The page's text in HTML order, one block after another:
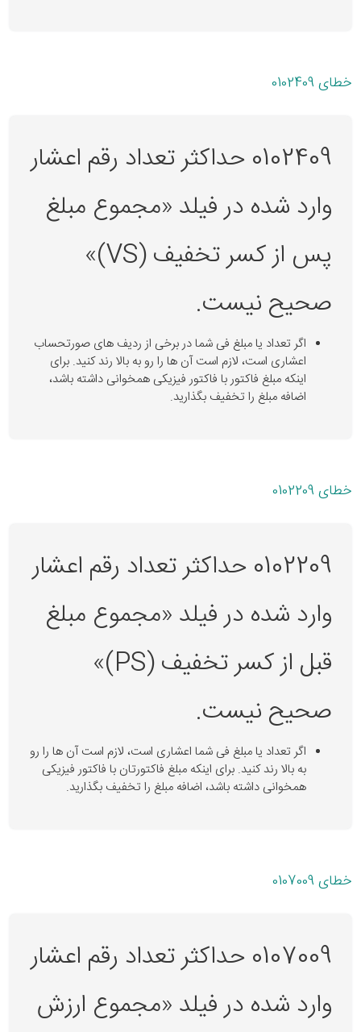
خطای 0102409
0102409 حداکثر تعداد رقم اعشار
وارد شده در فیلد «مجموع مبلغ
پس از کسر تخفیف (VS)»
صحیح نیست.
اگر تعداد یا مبلغ فی شما در برخی از ردیف های صورتحساب
اعشاری است، لازم است آن ها را رو به بالا رند کنید. برای
اینکه مبلغ فاکتور با فاکتور فیزیکی همخوانی داشته باشد،
اضافه مبلغ را تخفیف بگذارید.
خطای 0102209
0102209 حداکثر تعداد رقم اعشار
وارد شده در فیلد «مجموع مبلغ
قبل از کسر تخفیف (PS)»
صحیح نیست.
اگر تعداد یا مبلغ فی شما اعشاری است، لازم است آن ها را رو
به بالا رند کنید. برای اینکه مبلغ فاکتورتان با فاکتور فیزیکی
همخوانی داشته باشد، اضافه مبلغ را تخفیف بگذارید.
خطای 0107009
0107009 حداکثر تعداد رقم اعشار
وارد شده در فیلد «مجموع ارزش